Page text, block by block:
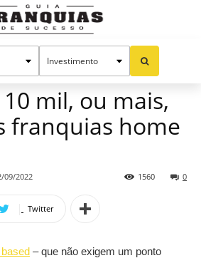
mil, ou mais,
franquias home
09/2022 0
1560
Twitter
– que não exigem um ponto